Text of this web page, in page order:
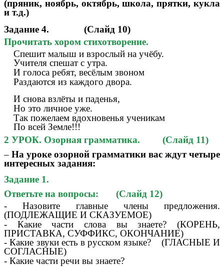
(пряник, ноябрь, октябрь, школа, прятки, кукла
и т.д.)
Задание 4. (Слайд 10)
Прочитать хором стихотворение.
Спешит малыш и взрослый на учёбу.
Учителя спешат с утра.
И голоса ребят, весёлым звоном
Раздаются из каждого двора.
И снова взлёты и паденья,
Но это личное уже.
Так пожелаем вдохновенья ученикам
По всей Земле!!!
2 УРОК. Озорная грамматика. (Слайд 11)
– На уроке озорной грамматики вас ждут четыре
интересных задания:
Задание 1.
Ответьте на вопросы: (Слайд 12)
- Назовите главные члены предложения.
(ПОДЛЕЖАЩИЕ И СКАЗУЕМОЕ)
- Какие части слова вы знаете? (КОРЕНЬ,
ПРИСТАВКА, СУФФИКС, ОКОНЧАНИЕ)
- Какие звуки есть в русском языке? (ГЛАСНЫЕ И
СОГЛАСНЫЕ)
- Какие части речи вы знаете?